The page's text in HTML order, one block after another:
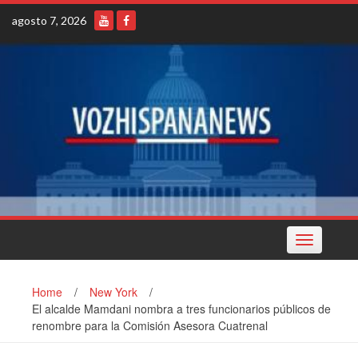
Skip
content
agosto 7, 2026
Toggle
navigation
Home / New York
/
El alcalde Mamdani nombra a tres funcionarios públicos de
renombre para la Comisión Asesora Cuatrenal